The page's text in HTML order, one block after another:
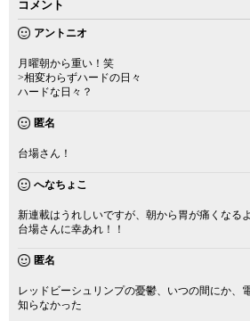
コメント
アントニオ
月曜朝から重い！笑
>相変わらずハードの日々
ハードな日々？
匿名
台場さん！
へなちょこ
新連載はうれしいですが、朝から胃が痛くなる
台場さんに幸あれ！！
匿名
レッドビーシュリンプの憂鬱、いつの間にか、
知らなかった